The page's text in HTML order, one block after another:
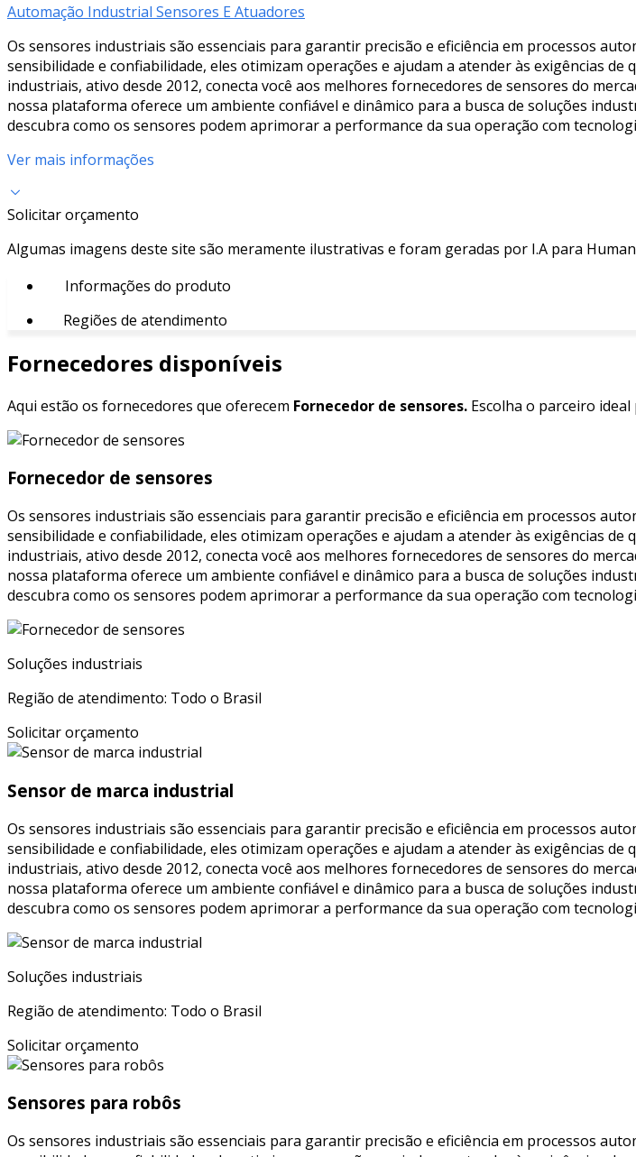
Automação Industrial Sensores E Atuadores
Os sensores industriais são essenciais para garantir precisão e eficiência em processos
sensibilidade e confiabilidade, eles otimizam operações e ajudam a atender às exigências
industriais, ativo desde 2012, conecta você aos melhores fornecedores de sensores do
nossa plataforma oferece um ambiente confiável e dinâmico para a busca de soluções
descubra como os sensores podem aprimorar a performance da sua operação com
Ver mais informações
Solicitar orçamento
Algumas imagens deste site são meramente ilustrativas e foram geradas por I.A para
Informações do produto
Regiões de atendimento
Fornecedores disponíveis
Aqui estão os fornecedores que oferecem Fornecedor de sensores. Escolha o parceiro
Fornecedor de sensores
Os sensores industriais são essenciais para garantir precisão e eficiência em processos
sensibilidade e confiabilidade, eles otimizam operações e ajudam a atender às exigências
industriais, ativo desde 2012, conecta você aos melhores fornecedores de sensores do
nossa plataforma oferece um ambiente confiável e dinâmico para a busca de soluções
descubra como os sensores podem aprimorar a performance da sua operação com
Soluções industriais
Região de atendimento: Todo o Brasil
Solicitar orçamento
Sensor de marca industrial
Os sensores industriais são essenciais para garantir precisão e eficiência em processos
sensibilidade e confiabilidade, eles otimizam operações e ajudam a atender às exigências
industriais, ativo desde 2012, conecta você aos melhores fornecedores de sensores do
nossa plataforma oferece um ambiente confiável e dinâmico para a busca de soluções
descubra como os sensores podem aprimorar a performance da sua operação com
Soluções industriais
Região de atendimento: Todo o Brasil
Solicitar orçamento
Sensores para robôs
Os sensores industriais são essenciais para garantir precisão e eficiência em processos